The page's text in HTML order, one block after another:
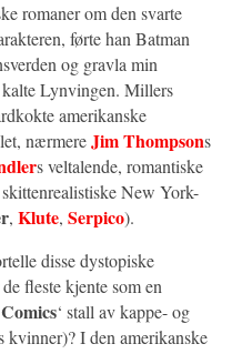
romaner om den svarte
førte han Batman
og gravla min
Lynvingen. Millers
amerikanske
nærmereJim Thompsons
s veltalende, romantiske
New York-
, Klute, Serpico).
disse dystopiske
fleste kjente som en
‘ stall av kappe- og
I den amerikanske